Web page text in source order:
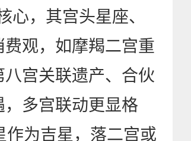
心，其宫头星座、
观，如摩羯二宫重
宫关联遗产、合伙
多宫联动更显格
作为吉星，落二宫或